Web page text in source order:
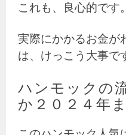
これも、良心的です。
実際にかかるお金が
は、けっこう大事で
ハンモックの
か２０２４年